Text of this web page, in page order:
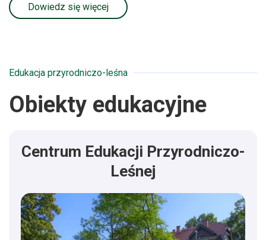
Dowiedz się więcej
Edukacja przyrodniczo-leśna
Obiekty edukacyjne
Centrum Edukacji Przyrodniczo-
Leśnej